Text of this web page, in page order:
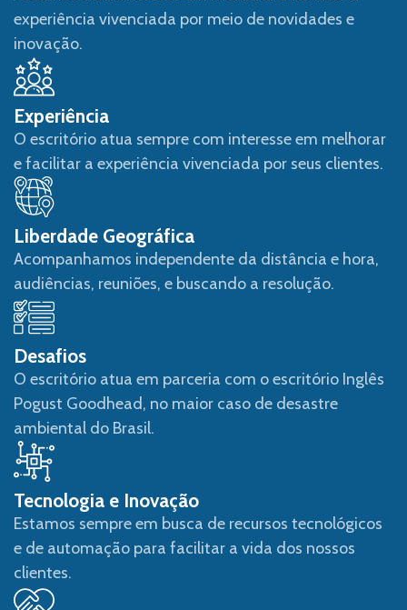
experiência vivenciada por meio de novidades e
inovação.
Experiência
O escritório atua sempre com interesse em melhorar
e facilitar a experiência vivenciada por seus clientes.
Liberdade Geográfica
Acompanhamos independente da distância e hora,
audiências, reuniões, e buscando a resolução.
Desafios
O escritório atua em parceria com o escritório Inglês
Pogust Goodhead, no maior caso de desastre
ambiental do Brasil.
Tecnologia e Inovação
Estamos sempre em busca de recursos tecnológicos
e de automação para facilitar a vida dos nossos
clientes.